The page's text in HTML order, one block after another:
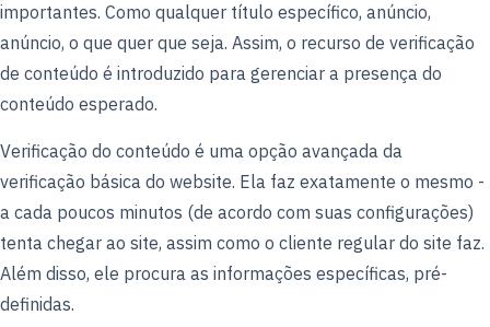
importantes. Como qualquer título específico, anúncio,
anúncio, o que quer que seja. Assim, o recurso de verificação
de conteúdo é introduzido para gerenciar a presença do
conteúdo esperado.
Verificação do conteúdo é uma opção avançada da
verificação básica do website. Ela faz exatamente o mesmo -
a cada poucos minutos (de acordo com suas configurações)
tenta chegar ao site, assim como o cliente regular do site faz.
Além disso, ele procura as informações específicas, pré-
definidas.